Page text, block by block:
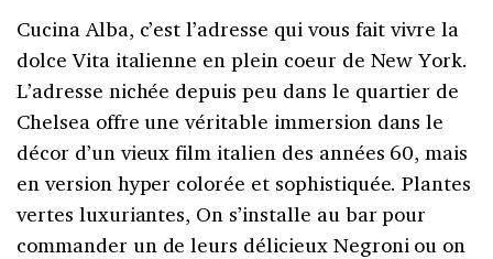
Cucina Alba, c’est l’adresse qui vous fait vivre la
dolce Vita italienne en plein coeur de New York.
L’adresse nichée depuis peu dans le quartier de
Chelsea offre une véritable immersion dans le
décor d’un vieux film italien des années 60, mais
en version hyper colorée et sophistiquée. Plantes
vertes luxuriantes, On s’installe au bar pour
commander un de leurs délicieux Negroni ou on